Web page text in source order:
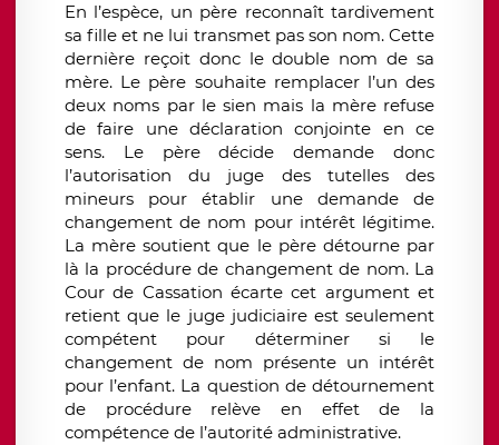
En l’espèce, un père reconnaît tardivement
sa fille et ne lui transmet pas son nom. Cette
dernière reçoit donc le double nom de sa
mère. Le père souhaite remplacer l’un des
deux noms par le sien mais la mère refuse
de faire une déclaration conjointe en ce
sens. Le père décide demande donc
l’autorisation du juge des tutelles des
mineurs pour établir une demande de
changement de nom pour intérêt légitime.
La mère soutient que le père détourne par
là la procédure de changement de nom. La
Cour de Cassation écarte cet argument et
retient que le juge judiciaire est seulement
compétent pour déterminer si le
changement de nom présente un intérêt
pour l’enfant. La question de détournement
de procédure relève en effet de la
compétence de l’autorité administrative.